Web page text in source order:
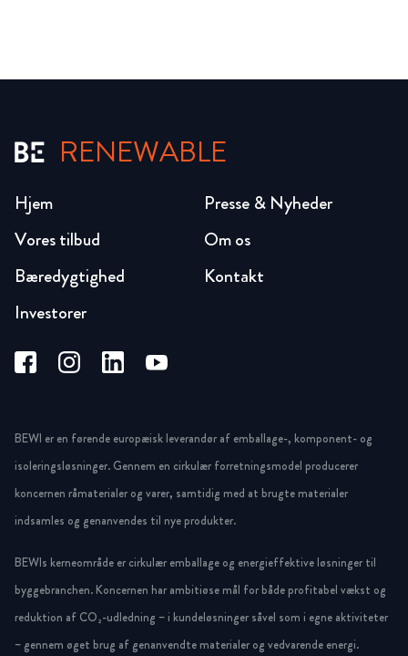
RENEWABLE
Hjem
Vores tilbud
Bæredygtighed
Investorer
Presse & Nyheder
Om os
Kontakt
BEWI er en førende europæisk leverandør af emballage-, komponent- og
isoleringsløsninger. Gennem en cirkulær forretningsmodel producerer
koncernen råmaterialer og varer, samtidig med at brugte materialer
indsamles og genanvendes til nye produkter.
BEWIs kerneområde er cirkulær emballage og energieffektive løsninger til
byggebranchen. Koncernen har ambitiøse mål for både profitabel vækst og
reduktion af CO₂-udledning – i kundeløsninger såvel som i egne aktiviteter
– gennem øget brug af genanvendte materialer og vedvarende energi.